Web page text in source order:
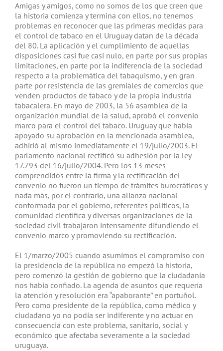
Amigas y amigos, como no somos de los que creen que
la historia comienza y termina con ellos, no tenemos
problemas en reconocer que las primeras medidas para
el control de tabaco en el Uruguay datan de la década
del 80. La aplicación y el cumplimiento de aquellas
disposiciones casi fue casi nulo, en parte por sus propias
limitaciones, en parte por la indiferencia de la sociedad
respecto a la problemática del tabaquismo, y en gran
parte por resistencia de las gremiales de comercios que
venden productos de tabaco y de la propia industria
tabacalera. En mayo de 2003, la 56 asamblea de la
organización mundial de la salud, aprobó el convenio
marco para el control del tabaco. Uruguay que había
apoyado su aprobación en la mencionada asamblea,
adhirió al mismo inmediatamente el 19/julio/2003. El
parlamento nacional rectificó su adhesión por la ley
17.793 del 16/julio/2004. Pero los 13 meses
comprendidos entre la firma y la rectificación del
convenio no fueron un tiempo de trámites burocráticos y
nada más, por el contrario, una alianza nacional
conformada por el gobierno, referentes políticos, la
comunidad científica y diversas organizaciones de la
sociedad civil trabajaron intensamente difundiendo el
convenio marco y promoviendo su rectificación.
El 1/marzo/2005 cuando asumimos el compromiso con
la presidencia de la república no empezó la historia,
pero comenzó la gestión de gobierno que la ciudadanía
nos había confiado. La agenda de asuntos que requería
la atención y resolución era “apaborante” en portuñol.
Pero como presidente de la república, como médico y
ciudadano yo no podía ser indiferente y no actuar en
consecuencia con este problema, sanitario, social y
económico que afectaba severamente a la sociedad
uruguaya.